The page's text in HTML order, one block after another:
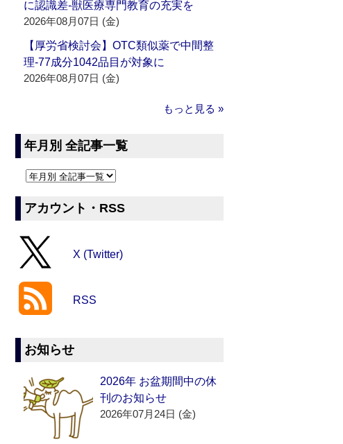
に認識差‐獣医療専門教育の充実を
2026年08月07日 (金)
【厚労省検討会】OTC類似薬で中間整
理‐77成分1042品目が対象に
2026年08月07日 (金)
もっと見る »
年月別 全記事一覧
アカウント・RSS
X (Twitter)
RSS
お知らせ
2026年 お盆期間中の休
刊のお知らせ
2026年07月24日 (金)